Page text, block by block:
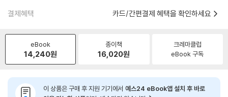
결제혜택 카드/간편결제 혜택을 확인하세요
eBook
14,240원
종이책
16,020원
크레마클럽
eBook 구독
이 상품은 구매 후 지원 기기에서 예스24 eBook앱 설치 후 바로